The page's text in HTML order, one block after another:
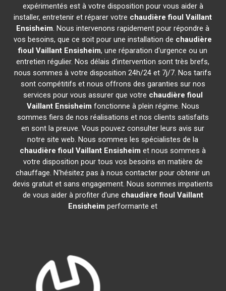
expérimentés est à votre disposition pour vous aider à
installer, entretenir et réparer votre chaudière fioul Vaillant
Ensisheim. Nous intervenons rapidement pour répondre à
vos besoins, que ce soit pour une installation de chaudière
fioul Vaillant Ensisheim, une réparation d'urgence ou un
entretien régulier. Nos délais d'intervention sont très brefs,
nous sommes à votre disposition 24h/24 et 7j/7. Nos tarifs
sont compétitifs et nous offrons des garanties sur nos
services pour vous assurer que votre chaudière fioul
Vaillant Ensisheim fonctionne à plein régime. Nous
sommes fiers de nos réalisations et nos clients satisfaits
en sont la preuve. Vous pouvez consulter leurs avis sur
notre site web. Nous sommes les spécialistes de la
chaudière fioul Vaillant Ensisheim et nous sommes à
votre disposition pour tous vos besoins en matière de
chauffage. N'hésitez pas à nous contacter pour obtenir un
devis gratuit et sans engagement. Nous sommes impatients
de vous aider à profiter d'une chaudière fioul Vaillant
Ensisheim performante et